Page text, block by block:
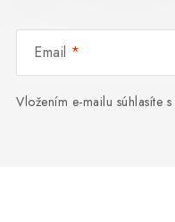
Email
Vložením e-mailu súhlasíte s